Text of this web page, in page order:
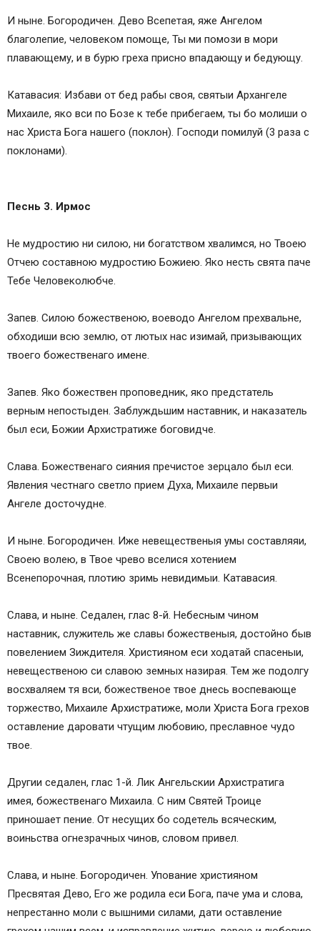
И ныне. Богородичен. Дево Всепетая, яже Ангелом
благолепие, человеком помоще, Ты ми помози в мори
плавающему, и в бурю греха присно впадающу и бедующу.
Катавасия: Избави от бед рабы своя, святыи Архангеле
Михаиле, яко вси по Бозе к тебе прибегаем, ты бо молиши о
нас Христа Бога нашего (поклон). Господи помилуй (3 раза с
поклонами).
Песнь 3. Ирмос
Не мудростию ни силою, ни богатством хвалимся, но Твоею
Отчею составною мудростию Божиею. Яко несть свята паче
Тебе Человеколюбче.
Запев. Силою божественою, воеводо Ангелом прехвальне,
обходиши всю землю, от лютых нас изимай, призывающих
твоего божественаго имене.
Запев. Яко божествен проповедник, яко предстатель
верным непостыден. Заблуждьшим наставник, и наказатель
был еси, Божии Архистратиже боговидче.
Слава. Божественаго сияния пречистое зерцало был еси.
Явления честнаго светло прием Духа, Михаиле первыи
Ангеле досточудне.
И ныне. Богородичен. Иже невещественыя умы составляяи,
Своею волею, в Твое чрево вселися хотением
Всенепорочная, плотию зримь невидимыи. Катавасия.
Слава, и ныне. Седален, глас 8-й. Небесным чином
наставник, служитель же славы божественыя, достойно быв
повелением Зиждителя. Християном еси ходатай спасеныи,
невещественою си славою земных назирая. Тем же подолгу
восхваляем тя вси, божественое твое днесь воспевающе
торжество, Михаиле Архистратиже, моли Христа Бога грехов
оставление даровати чтущим любовию, преславное чудо
твое.
Другии седален, глас 1-й. Лик Ангельскии Архистратига
имея, божественаго Михаила. С ним Святей Троице
приношает пение. От несущих бо содетель всяческим,
воиньства огнезрачных чинов, словом привел.
Слава, и ныне. Богородичен. Упование християном
Пресвятая Дево, Его же родила еси Бога, паче ума и слова,
непрестанно моли с вышними силами, дати оставление